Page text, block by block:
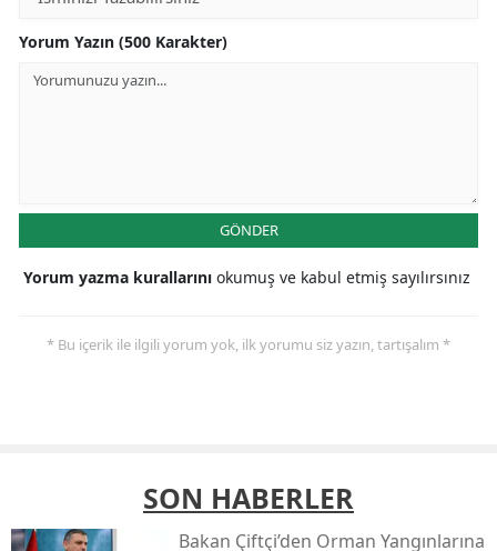
Yorum Yazın (500 Karakter)
GÖNDER
Yorum yazma kurallarını okumuş ve kabul etmiş sayılırsınız
* Bu içerik ile ilgili yorum yok, ilk yorumu siz yazın, tartışalım *
SON HABERLER
Bakan Çiftçi’den Orman Yangınlarına